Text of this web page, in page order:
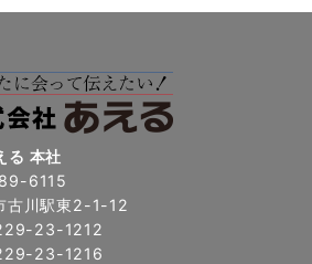
る 本社
6115
古川駅東2-1-12
23-1212
23-1216